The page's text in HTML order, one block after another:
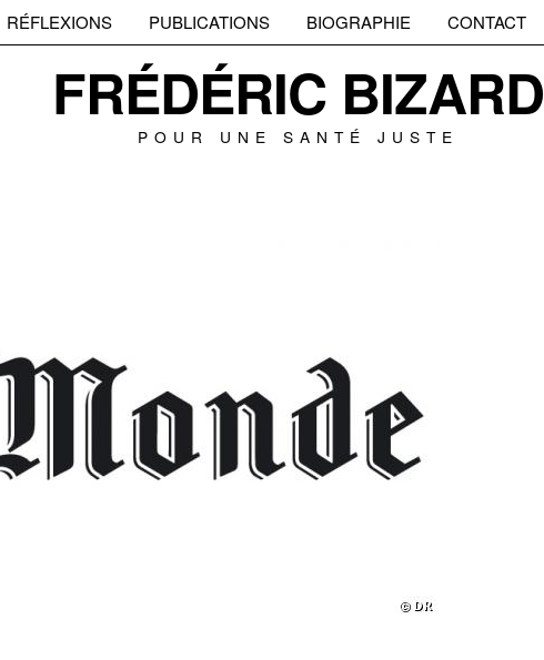
RÉFLEXIONS PUBLICATIONS BIOGRAPHIE CONTACT
FRÉDÉRIC BIZARD
POUR UNE SANTÉ JUSTE